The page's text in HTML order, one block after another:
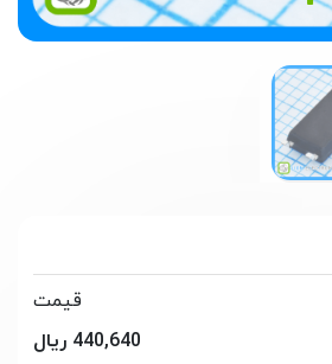
قیمت
440,640 ریال